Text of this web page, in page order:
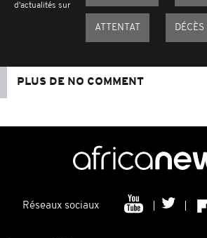
d'actualités sur
ATTENTAT DÉCÈS
PLUS DE NO COMMENT
Réseaux sociaux